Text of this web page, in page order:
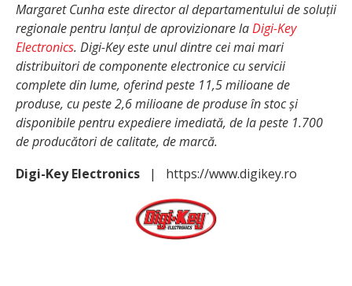
Margaret Cunha este director al departamentului de soluții
regionale pentru lanțul de aprovizionare laDigi-Key
Electronics. Digi-Key este unul dintre cei mai mari
distribuitori de componente electronice cu servicii
complete din lume, oferind peste 11,5 milioane de
produse, cu peste 2,6 milioane de produse în stoc și
disponibile pentru expediere imediată, de la peste 1.700
de producători de calitate, de marcă.
Digi-Key Electronics | https://www.digikey.ro